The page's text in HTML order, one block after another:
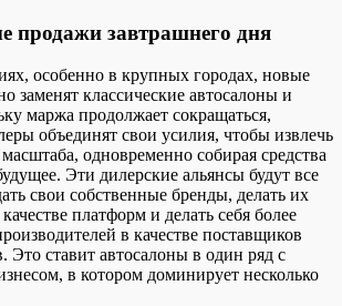
продажи завтрашнего дня
особенно в крупных городах, новые
заменят классические автосалоны и
маржа продолжает сокращаться,
объединят свои усилия, чтобы извлечь
одновременно собирая средства
Эти дилерские альянсы будут все
свои собственные бренды, делать их
платформ и делать себя более
в качестве поставщиков
Это ставит автосалоны в один ряд с
в котором доминирует несколько